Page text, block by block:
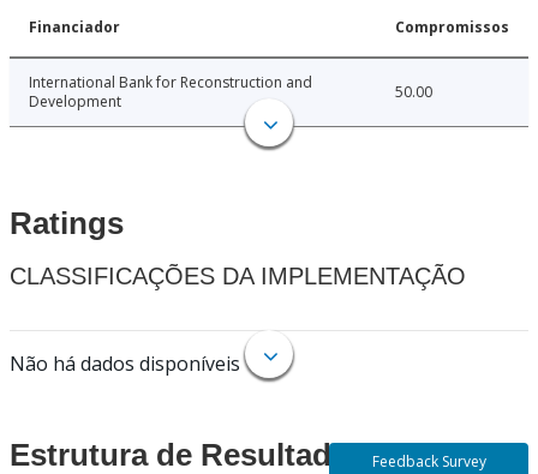
Financiador Compromissos
International Bank for Reconstruction and
Development
50.00
Ratings
CLASSIFICAÇÕES DA IMPLEMENTAÇÃO
Não há dados disponíveis
Estrutura de Resultados Feedback Survey